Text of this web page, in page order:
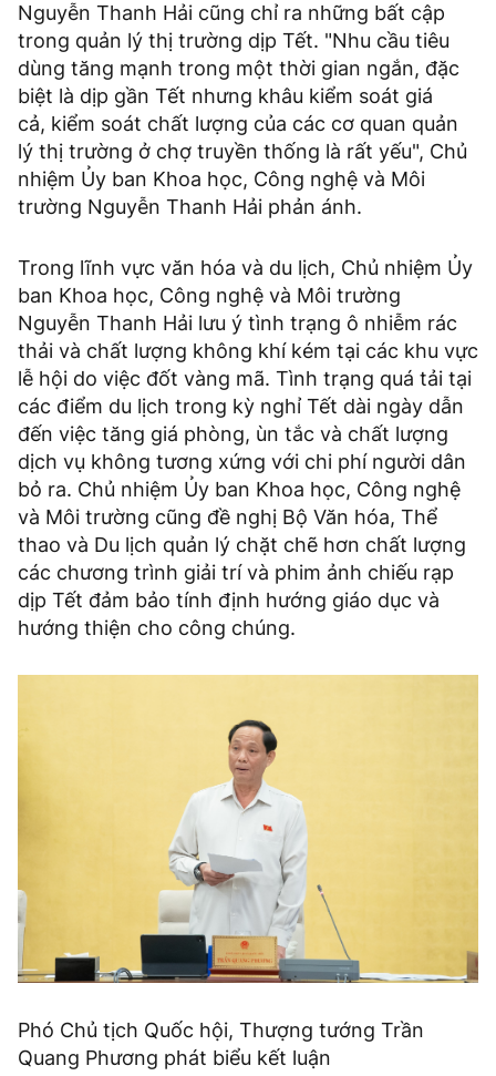
Nguyễn Thanh Hải cũng chỉ ra những bất cập
trong quản lý thị trường dịp Tết. "Nhu cầu tiêu
dùng tăng mạnh trong một thời gian ngắn, đặc
biệt là dịp gần Tết nhưng khâu kiểm soát giá
cả, kiểm soát chất lượng của các cơ quan quản
lý thị trường ở chợ truyền thống là rất yếu", Chủ
nhiệm Ủy ban Khoa học, Công nghệ và Môi
trường Nguyễn Thanh Hải phản ánh.
Trong lĩnh vực văn hóa và du lịch, Chủ nhiệm Ủy
ban Khoa học, Công nghệ và Môi trường
Nguyễn Thanh Hải lưu ý tình trạng ô nhiễm rác
thải và chất lượng không khí kém tại các khu vực
lễ hội do việc đốt vàng mã. Tình trạng quá tải tại
các điểm du lịch trong kỳ nghỉ Tết dài ngày dẫn
đến việc tăng giá phòng, ùn tắc và chất lượng
dịch vụ không tương xứng với chi phí người dân
bỏ ra. Chủ nhiệm Ủy ban Khoa học, Công nghệ
và Môi trường cũng đề nghị Bộ Văn hóa, Thể
thao và Du lịch quản lý chặt chẽ hơn chất lượng
các chương trình giải trí và phim ảnh chiếu rạp
dịp Tết đảm bảo tính định hướng giáo dục và
hướng thiện cho công chúng.
Phó Chủ tịch Quốc hội, Thượng tướng Trần
Quang Phương phát biểu kết luận